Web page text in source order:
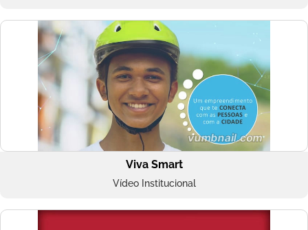
Viva Smart
Vídeo Institucional